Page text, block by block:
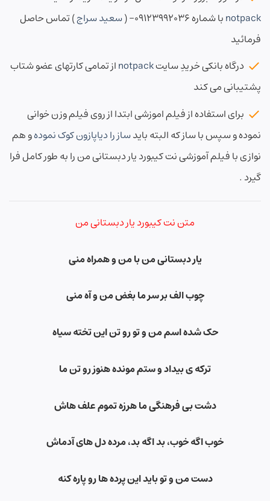
notpackبا شماره ۰۹۱۲۳۹۹۲۰۳۶- ( سعید سراج) تماس حاصل
فرمائید
درگاه بانکی خریدِ سایتnotpackاز تمامی کارتهای عضو شتاب
پشتیبانی می کند
برای استفاده از فیلم اموزشی ابتدا از روی فیلم وزن خوانی
نموده و سپس با ساز که البته بایدساز را دیاپازون کوک نمودهو هم
نوازی با فیلم آموزشی نت کیبورد یار دبستانی من را به طور کامل فرا
گیرد .
متن نت کیبورد یار دبستانی من
یار دبستانی من با من و همراه منی
چوب الف بر سر ما بغض من و آه منی
حک شده اسم من و تو رو تن این تخته سیاه
ترکه ی بیداد و ستم مونده هنوز رو تن ما
دشت بی فرهنگی ما هرزه تموم علف هاش
خوب اگه خوب، بد اگه بد، مرده دل های آدماش
دست من و تو باید این پرده ها رو پاره کنه